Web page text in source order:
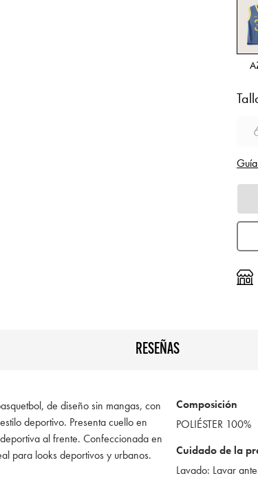
RESEÑAS
de diseño sin mangas, con
deportivo. Presenta cuello en
al frente. Confeccionada en
para looks deportivos y urbanos.
Composición
POLIÉSTER 100%
Cuidado de la
Lavado: Lavar